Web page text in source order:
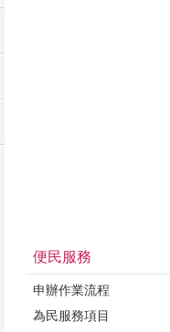
便民服務
申辦作業流程
為民服務項目